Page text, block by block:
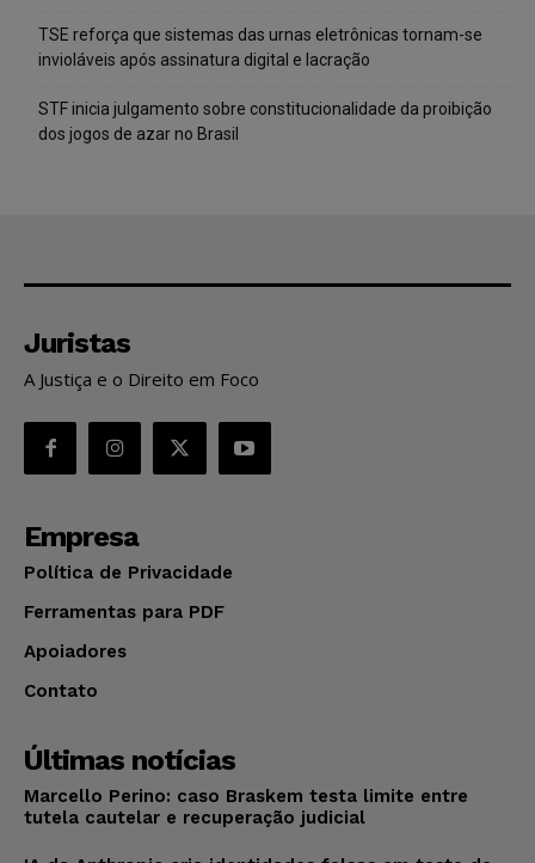
TSE reforça que sistemas das urnas eletrônicas tornam-se
invioláveis após assinatura digital e lacração
STF inicia julgamento sobre constitucionalidade da proibição
dos jogos de azar no Brasil
Juristas
A Justiça e o Direito em Foco
Empresa
Política de Privacidade
Ferramentas para PDF
Apoiadores
Contato
Últimas notícias
Marcello Perino: caso Braskem testa limite entre
tutela cautelar e recuperação judicial